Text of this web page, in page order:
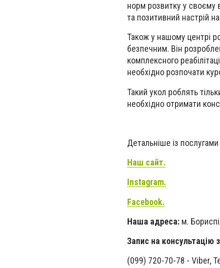
норм розвитку у своєму
та позитивний настрій
Також у нашому центрі
безпечним. Він
комплексного
необхідно розпочати
Такий укол роблять
необхідно отримати
Детальніше із
Наш сайт.
Instagram.
Facebook.
Наша адреса: м.
Запис на консультацію
(099) 720-70-78 - Viber,